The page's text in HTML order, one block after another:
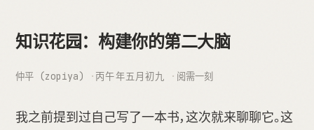
知识花园：构建你的第二大脑
仲平 (zopiya) 丙午年五月初九 阅需一刻
我之前提到过自己写了一本书，这次就来聊聊它。这